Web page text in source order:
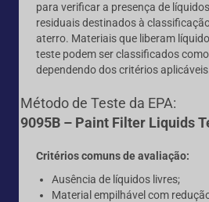
para verificar a presença de
residuais destinados à
aterro. Materiais que liberam
teste podem ser classificados
dependendo dos critérios aplicáveis.
Método de Teste da EPA:
9095B – Paint Filter Liquids
Critérios comuns de avaliação:
Ausência de líquidos livres;
Material empilhável com